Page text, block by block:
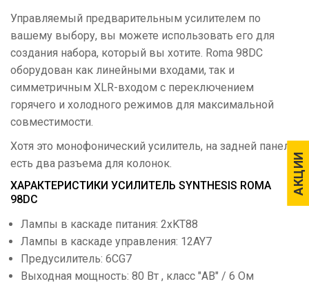
АКЦИИ
АКЦИИ
Управляемый предварительным усилителем по
вашему выбору, вы можете использовать его для
создания набора, который вы хотите. Roma 98DC
оборудован как линейными входами, так и
симметричным XLR-входом с переключением
горячего и холодного режимов для максимальной
совместимости.
Хотя это монофонический усилитель, на задней панели
есть два разъема для колонок.
ХАРАКТЕРИСТИКИ УСИЛИТЕЛЬ SYNTHESIS ROMA
98DC
Лампы в каскаде питания: 2xKT88
Лампы в каскаде управления: 12AY7
Предусилитель: 6CG7
Выходная мощность: 80 Вт , класс "AB" / 6 Ом